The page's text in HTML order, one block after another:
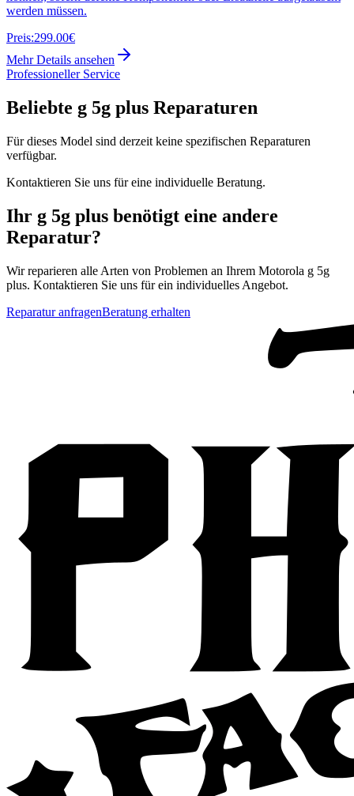
werden müssen.
Preis:299.00€
Mehr Details ansehen
Professioneller Service
Beliebte g 5g plus Reparaturen
Für dieses Model sind derzeit keine spezifischen Reparaturen
verfügbar.
Kontaktieren Sie uns für eine individuelle Beratung.
Ihr g 5g plus benötigt eine andere
Reparatur?
Wir reparieren alle Arten von Problemen an Ihrem Motorola g 5g
plus. Kontaktieren Sie uns für ein individuelles Angebot.
Reparatur anfragenBeratung erhalten